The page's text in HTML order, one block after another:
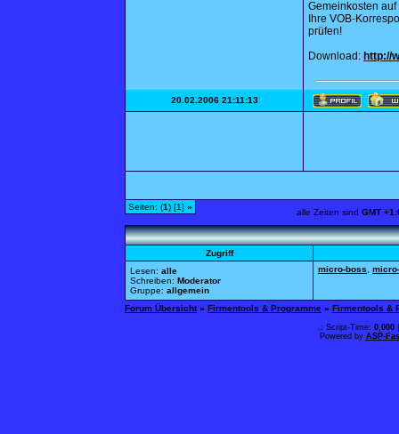
Gemeinkosten
Ihre VOB-
prüfen!
Download: http://
20.02.2006 21:11:13
Seiten: (1) [1] »
alle Zeiten sind GMT
Zugriff
Lesen: alle
Schreiben: Moderator
Gruppe: allgemein
micro-boss
Forum Übersicht » Firmentools & Programme » Firmentools &
.: Script-Time: 0,000
Powered by ASP-